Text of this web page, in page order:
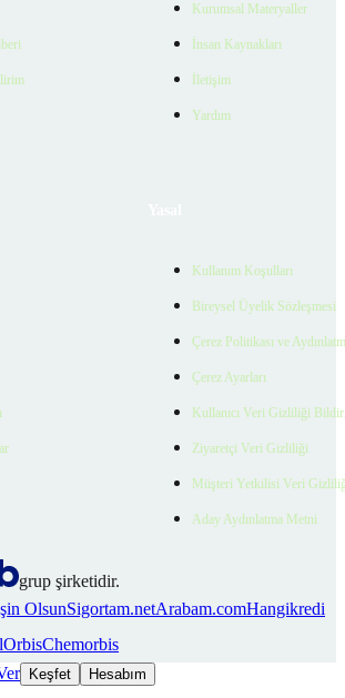
Kurumsal Materyaller
İnsan Kaynakları
İletişim
Yardım
Kullanım Koşulları
Bireysel Üyelik Sözleşmesi
Çerez Politikası ve
Çerez Ayarları
Kullanıcı Veri Gizliliği
Ziyaretçi Veri Gizliliği
Müşteri Yetkilisi Veri
Aday Aydınlatma Metni
grup şirketidir.
OlsunSigortam.netArabam.comHangikredi
Chemorbis
Keşfet Hesabım